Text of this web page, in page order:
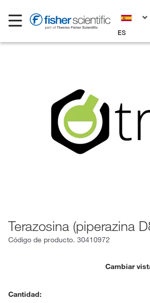
ES
Terazosina (piperazina
Código de producto. 30410972
Cambiar
Cantidad: